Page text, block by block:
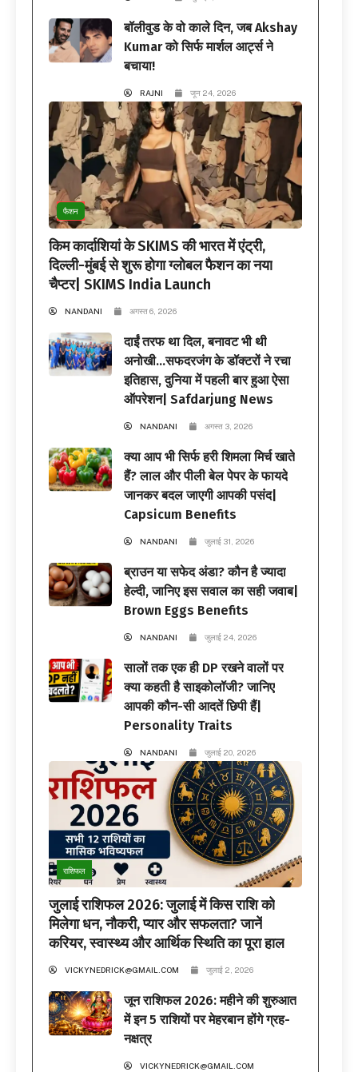
बॉलीवुड के वो काले दिन, जब Akshay
Kumar को सिर्फ मार्शल आर्ट्स ने
बचाया!
RAJNI जून 24, 2026
फैशन
किम कार्दाशियां के SKIMS की भारत में एंट्री,
दिल्ली-मुंबई से शुरू होगा ग्लोबल फैशन का नया
चैप्टर| SKIMS India Launch
NANDANI अगस्त 6, 2026
दाईं तरफ था दिल, बनावट भी थी
अनोखी…सफदरजंग के डॉक्टरों ने रचा
इतिहास, दुनिया में पहली बार हुआ ऐसा
ऑपरेशन| Safdarjung News
NANDANI अगस्त 3, 2026
क्या आप भी सिर्फ हरी शिमला मिर्च खाते
हैं? लाल और पीली बेल पेपर के फायदे
जानकर बदल जाएगी आपकी पसंद|
Capsicum Benefits
NANDANI जुलाई 31, 2026
ब्राउन या सफेद अंडा? कौन है ज्यादा
हेल्दी, जानिए इस सवाल का सही जवाब|
Brown Eggs Benefits
NANDANI जुलाई 24, 2026
सालों तक एक ही DP रखने वालों पर
क्या कहती है साइकोलॉजी? जानिए
आपकी कौन-सी आदतें छिपी हैं|
Personality Traits
NANDANI जुलाई 20, 2026
राशिफल
जुलाई राशिफल 2026: जुलाई में किस राशि को
मिलेगा धन, नौकरी, प्यार और सफलता? जानें
करियर, स्वास्थ्य और आर्थिक स्थिति का पूरा हाल
VICKYNEDRICK@GMAIL.COM जुलाई 2, 2026
जून राशिफल 2026: महीने की शुरुआत
में इन 5 राशियों पर मेहरबान होंगे ग्रह-
नक्षत्र
VICKYNEDRICK@GMAIL.COM